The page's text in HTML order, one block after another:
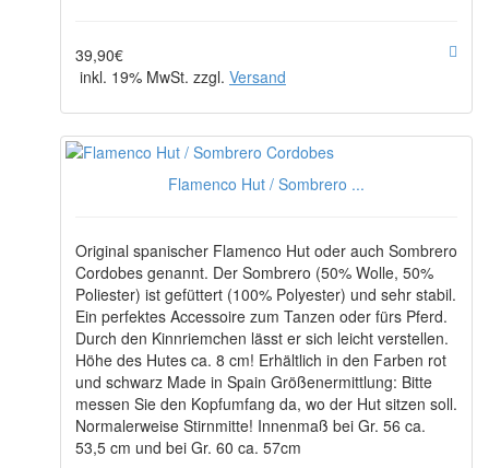
39,90€
inkl. 19% MwSt. zzgl. Versand
Flamenco Hut / Sombrero ...
Original spanischer Flamenco Hut oder auch Sombrero
Cordobes genannt. Der Sombrero (50% Wolle, 50%
Poliester) ist gefüttert (100% Polyester) und sehr stabil.
Ein perfektes Accessoire zum Tanzen oder fürs Pferd.
Durch den Kinnriemchen lässt er sich leicht verstellen.
Höhe des Hutes ca. 8 cm! Erhältlich in den Farben rot
und schwarz Made in Spain Größenermittlung: Bitte
messen Sie den Kopfumfang da, wo der Hut sitzen soll.
Normalerweise Stirnmitte! Innenmaß bei Gr. 56 ca.
53,5 cm und bei Gr. 60 ca. 57cm